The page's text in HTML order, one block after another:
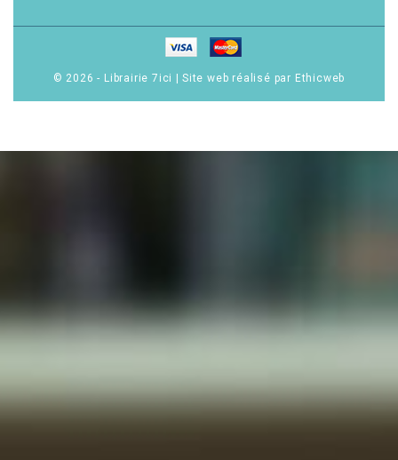
© 2026 - Librairie 7ici Site web réalisé par Ethicweb